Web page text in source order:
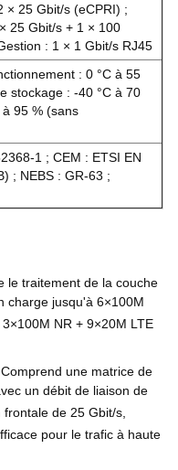
× 25 Gbit/s (eCPRI) ;
25 Gbit/s + 1 × 100
: 1 × 1 Gbit/s RJ45
: 0 °C à 55
stockage : -40 °C à 70
à 95 % (sans
1 ; CEM : ETSI EN
; NEBS : GR-63 ;
le traitement de la couche
charge jusqu'à 6×100M
NR + 9×20M LTE
une matrice de
un débit de liaison de
de 25 Gbit/s,
pour le trafic à haute